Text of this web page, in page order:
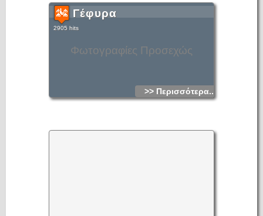
Φωτογραφίες Προσεχώς
Γέφυρα
2905 hits
>> Περισσότερα...